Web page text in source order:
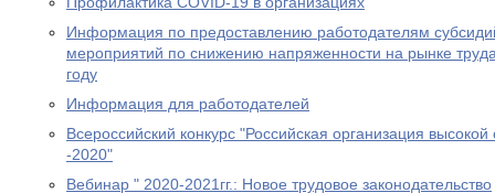
Информация по предоставлению работодателям
мероприятий по снижению напряженности на рынке
году
Информация для работодателей
Всероссийский конкурс "Российская организация
-2020"
Вебинар " 2020-2021гг.: Новое трудовое законодательство